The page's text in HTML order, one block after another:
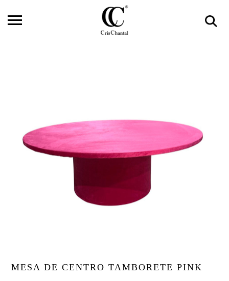
MESA DE CENTRO TAMBORETE PINK